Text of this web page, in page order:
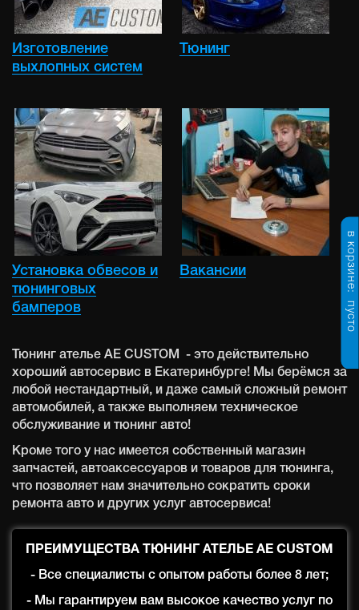
в корзине:
пусто
Изготовление
выхлопных систем
Тюнинг
Установка обвесов и
тюнинговых
бамперов
Вакансии
Тюнинг ателье AE CUSTOM - это действительно
хороший автосервис в Екатеринбурге! Мы берёмся за
любой нестандартный, и даже самый сложный ремонт
автомобилей, а также выполняем техническое
обслуживание и тюнинг авто!
Кроме того у нас имеется собственный магазин
запчастей, автоаксессуаров и товаров для тюнинга,
что позволяет нам значительно сократить сроки
ремонта авто и других услуг автосервиса!
ПРЕИМУЩЕСТВА ТЮНИНГ АТЕЛЬЕ AE CUSTOM
- Все специалисты с опытом работы более 8 лет;
- Мы гарантируем вам высокое качество услуг по